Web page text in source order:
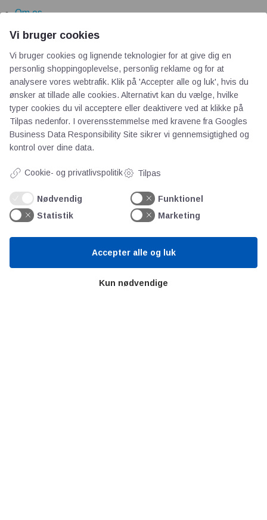
Om os
Priser
Persondata
Videncentre
Teknologisk Institut
Bitva
Forkortelser
Ståbi
Alltomteknikindustrin
Vi bruger cookies
Vi bruger cookies og lignende teknologier for at give dig en
personlig shoppingoplevelse, personlig reklame og for at
analysere vores webtrafik. Klik på 'Accepter alle og luk', hvis du
ønsker at tillade alle cookies. Alternativt kan du vælge, hvilke
typer cookies du vil acceptere eller deaktivere ved at klikke på
Tilpas nedenfor. I overensstemmelse med kravene fra Googles
Business Data Responsibility Site sikrer vi gennemsigtighed og
kontrol over dine data.
Cookie- og privatlivspolitik Tilpas
Nødvendig
Funktionel
Statistik
Marketing
Kun nødvendige
Accepter alle og luk